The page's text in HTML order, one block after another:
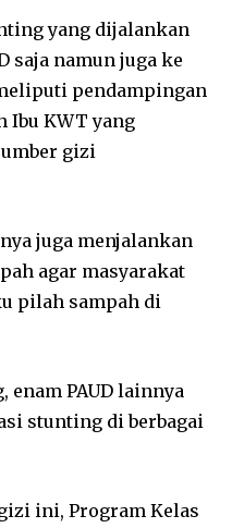
yang dijalankan
saja namun juga ke
pendampingan
Ibu KWT yang
gizi
juga menjalankan
agar masyarakat
pilah sampah di
enam PAUD lainnya
stunting di berbagai
ini, Program Kelas